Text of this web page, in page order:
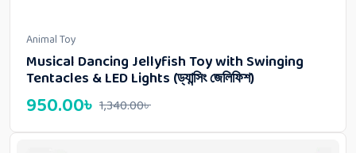
Animal Toy
Musical Dancing Jellyfish Toy with Swinging
Tentacles & LED Lights (ড্যান্সিং জেলিফিশ)
1,340.00৳
950.00৳